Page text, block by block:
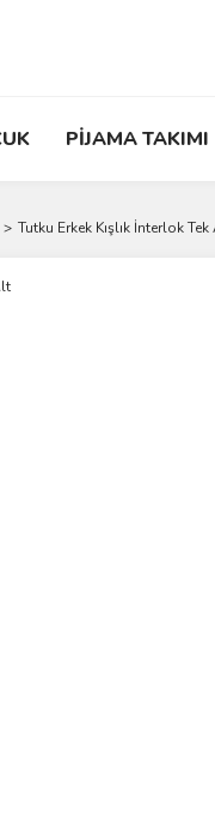
PİJAMA TAKIMI
Tutku Erkek Kışlık İnterlok